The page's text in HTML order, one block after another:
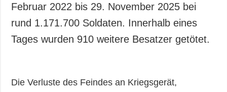
Februar 2022 bis 29. November 2025 bei
rund 1.171.700 Soldaten. Innerhalb eines
Tages wurden 910 weitere Besatzer getötet.
Die Verluste des Feindes an Kriegsgerät,